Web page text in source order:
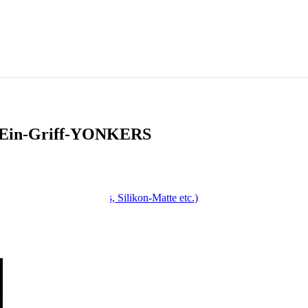
Drehspieß, Antihaft-Fass, Silikon-Matte etc.)
Griff-YONKERS